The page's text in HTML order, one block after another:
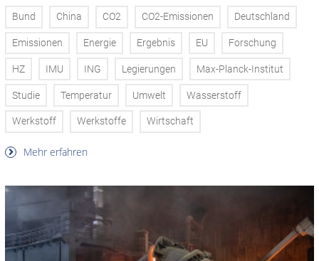
Bund China CO2 CO2-Emissionen Deutschland
Emissionen Energie Ergebnis EU Forschung
HZ IMU ING Legierungen Max-Planck-Institut
Studie Temperatur Umwelt Wasserstoff
Werkstoff Werkstoffe Wirtschaft
Mehr erfahren